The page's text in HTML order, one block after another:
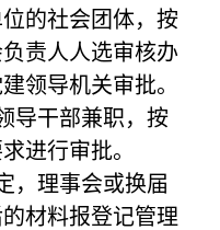
的社会团体，按
责人人选审核办
领导机关审批。
导干部兼职，按
进行审批。
，理事会或换届
材料报登记管理